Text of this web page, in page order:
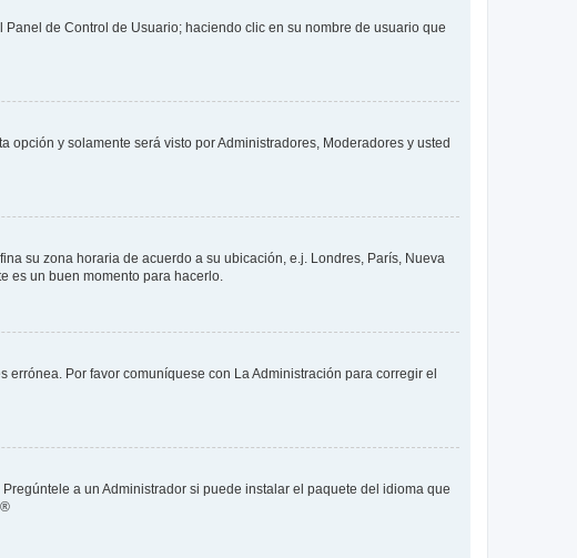
de Control de Usuario; haciendo clic en su nombre de usuario que
opción y solamente será visto por Administradores, Moderadores y usted
su zona horaria de acuerdo a su ubicación, e.j. Londres, París, Nueva
es un buen momento para hacerlo.
Por favor comuníquese con La Administración para corregir el
a un Administrador si puede instalar el paquete del idioma que
®